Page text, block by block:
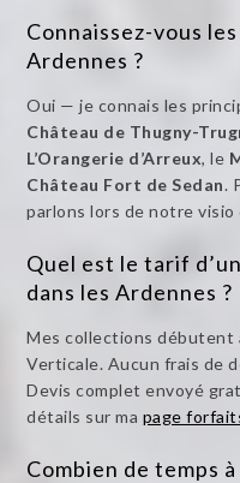
Connaissez-vous
Ardennes ?
Oui — je connais les
Château de Thugny-
L’Orangerie d’Arreux, le
Château Fort de Sedan.
parlons lors de notre visio
Quel est le tarif
dans les Ardennes ?
Mes collections débutent
Verticale. Aucun frais de
Devis complet envoyé
détails sur ma page
Combien de temps